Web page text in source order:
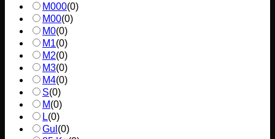
M000(0)
M00(0)
M0(0)
M1(0)
M2(0)
M3(0)
M4(0)
S(0)
M(0)
L(0)
Gul (0)